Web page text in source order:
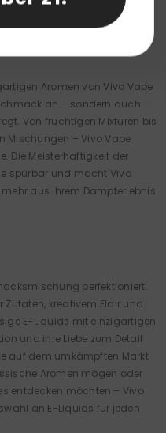
Ansatz bei der
einer beliebten Marke für
legen.
Aromen von Vivo Vape
an – sondern auch
Von fruchtigen Mixturen bis
Mischungen – Vivo Vape
Die Meisterhaftigkeit der
spürbar und macht Vivo
aus ihrem Dampferlebnis
perfektioniert.
kreativem Flair und
E-Liquids mit einzigartigen
und ihre Liebe zum Detail
auf dem umkämpften Markt
Aromen mögen oder
entdecken möchten – Vivo
an E-Liquids für jeden